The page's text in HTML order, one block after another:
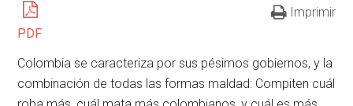
PDF
Imprimir
Colombia se caracteriza por sus pésimos gobiernos, y la
combinación de todas las formas maldad: Compiten cuál